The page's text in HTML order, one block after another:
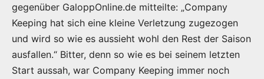
gegenüber GaloppOnline.de mitteilte: „Company
Keeping hat sich eine kleine Verletzung zugezogen
und wird so wie es aussieht wohl den Rest der Saison
ausfallen.“ Bitter, denn so wie es bei seinem letzten
Start aussah, war Company Keeping immer noch